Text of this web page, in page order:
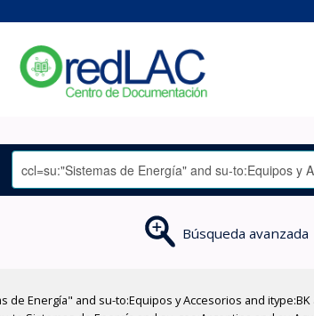
Búsqueda avanzada
Energía" and su-to:Equipos y Accesorios and itype:BK